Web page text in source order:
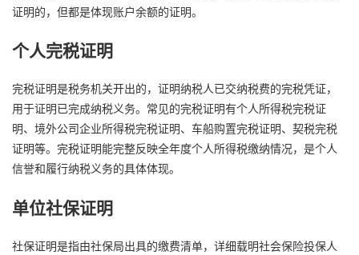
证明的，但都是体现账户余额的证明。
个人完税证明
完税证明是税务机关开出的，证明纳税人已交纳税费的完税凭证，
用于证明已完成纳税义务。常见的完税证明有个人所得税完税证
明、境外公司企业所得税完税证明、车船购置完税证明、契税完税
证明等。完税证明能完整反映全年度个人所得税缴纳情况，是个人
信誉和履行纳税义务的具体体现。
单位社保证明
社保证明是指由社保局出具的缴费清单，详细载明社会保险投保人